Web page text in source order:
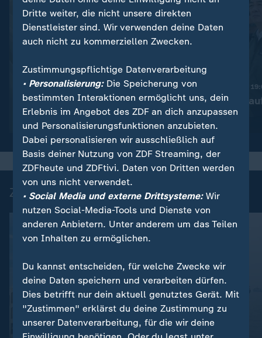
Nachrichten | heute 19:00 Uhr:
Trotz Krieg:
Leihmutterschaft in der
Ukraine
Nachrichten | heute
Taiwan rüstet
Video
Zuletzt auf ZDFheute veröffentlicht
FAQ
Wahlkampf :
Dritte weiter, die nicht unsere direkten
Dienstleister sind. Wir verwenden deine Daten
auch nicht zu kommerziellen Zwecken.
Zustimmungspflichtige Datenverarbeitung
• Personalisierung:Die Speicherung von
bestimmten Interaktionen ermöglicht uns, dein
Erlebnis im Angebot des ZDF an dich anzupassen
und Personalisierungsfunktionen anzubieten.
Dabei personalisieren wir ausschließlich auf
Basis deiner Nutzung von ZDF Streaming, der
ZDFheute und ZDFtivi. Daten von Dritten werden
von uns nicht verwendet.
• Social Media und externe Drittsysteme:Wir
nutzen Social-Media-Tools und Dienste von
anderen Anbietern. Unter anderem um das Teilen
von Inhalten zu ermöglichen.
Du kannst entscheiden, für welche Zwecke wir
deine Daten speichern und verarbeiten dürfen.
Dies betrifft nur dein aktuell genutztes Gerät. Mit
"Zustimmen" erklärst du deine Zustimmung zu
unserer Datenverarbeitung, für die wir deine